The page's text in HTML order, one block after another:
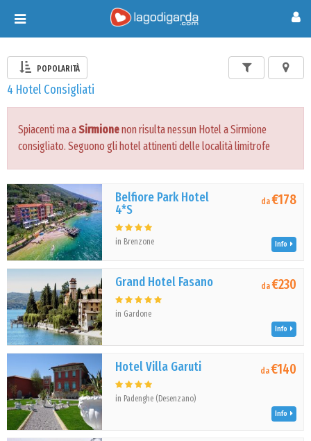
Toggle
navigation
POPOLARITÀ
4 Hotel Consigliati
Spiacenti ma aSirmionenon risulta nessun Hotel a Sirmione
consigliato. Seguono gli hotel attinenti delle località limitrofe
Belfiore Park Hotel
4*S
in Brenzone
da€178
Info
Grand Hotel Fasano
in Gardone
da€230
Info
Hotel Villa Garuti
in Padenghe (Desenzano)
da€140
Info